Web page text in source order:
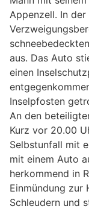
Appenzell. In
aus. Das Auto
einen
Inselpfosten
An den
Kurz vor 20.00
Selbstunfall mit
mit einem Auto
herkommend in
Einmündung zur
Schleudern und